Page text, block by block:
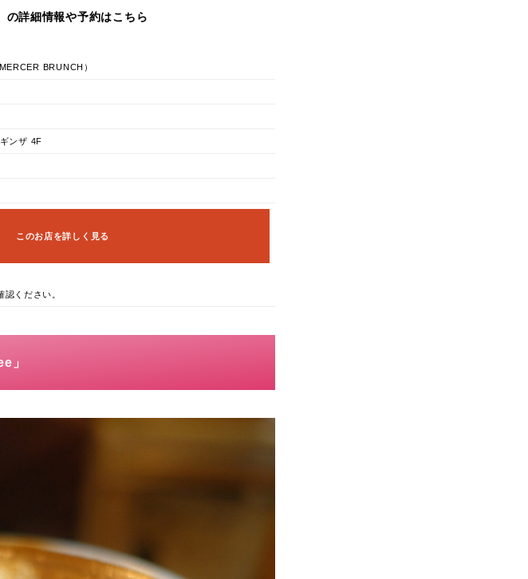
の詳細情報や予約はこちら
BRUNCH）
ンザ 4F
このお店を詳しく見る
ください。
」